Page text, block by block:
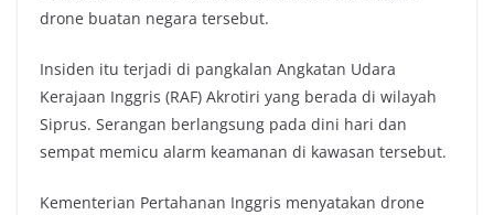
drone buatan negara tersebut.
Insiden itu terjadi di pangkalan Angkatan Udara
Kerajaan Inggris (RAF) Akrotiri yang berada di wilayah
Siprus. Serangan berlangsung pada dini hari dan
sempat memicu alarm keamanan di kawasan tersebut.
Kementerian Pertahanan Inggris menyatakan drone